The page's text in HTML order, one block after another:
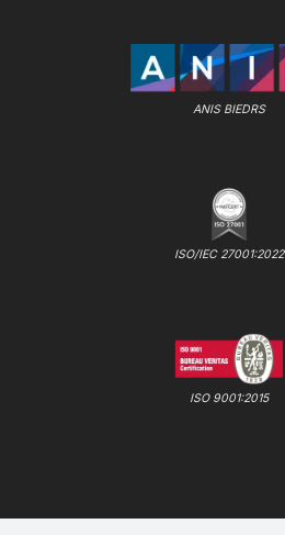
ANIS BIEDRS
ISO/IEC 27001:2022
ISO 9001:2015